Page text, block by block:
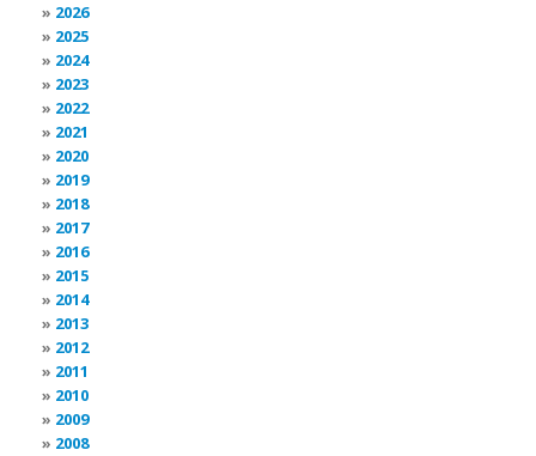
2026
2025
2024
2023
2022
2021
2020
2019
2018
2017
2016
2015
2014
2013
2012
2011
2010
2009
2008